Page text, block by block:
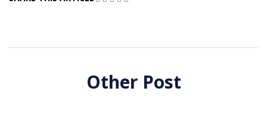
Other Post